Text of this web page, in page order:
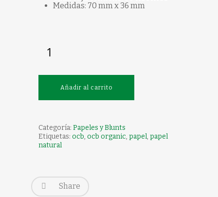
Medidas: 70 mm x 36 mm
Añadir al carrito
Categoría: Papeles y Blunts
Etiquetas: ocb, ocb organic, papel, papel
natural
Share